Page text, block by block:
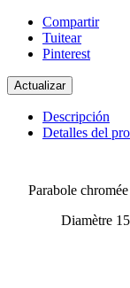
Compartir
Tuitear
Pinterest
Descripción
Detalles del
Parabole
Diamètre